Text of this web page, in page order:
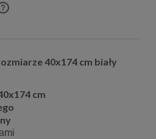
kosztów płatności
40x174 cm biały
cm